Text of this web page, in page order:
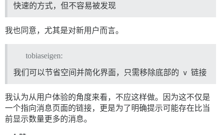
快速的方式，但不容易被发现
我也同意，尤其是对新用户而言。
tobiaseigen:
我们可以节省空间并简化界面，只需移除底部的 v 链接
我认为从用户体验的角度来看，不应这样做。因为这不仅是
一个指向消息页面的链接，更是为了明确提示可能存在比当
前显示数量更多的消息。